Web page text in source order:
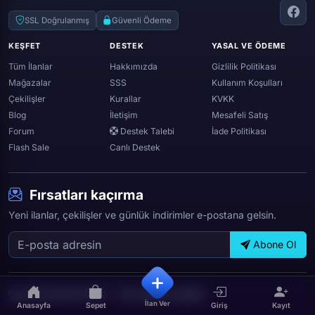
Genshin ımpact
Twitter (x)
Spotify
SSL Doğrulanmış Güvenli Ödeme
KEŞFET
Tüm İlanlar
Mağazalar
Çekilişler
Blog
Forum
Flash Sale
DESTEK
Hakkımızda
SSS
Kurallar
İletişim
Destek Talebi
Canlı Destek
YASAL VE ÖDEME
Gizlilik Politikası
Kullanım Koşulları
KVKK
Mesafeli Satış
İade Politikası
Fırsatları kaçırma
Yeni ilanlar, çekilişler ve günlük indirimler e-postana gelsin.
Abone Ol
OyunTicareti © 2026 — Tüm hakları saklıdır.
Anasayfa Sepet İlan Ver Giriş Kayıt